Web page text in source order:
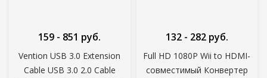
Vention USB 3.0 Extension
Cable USB 3.0 2.0 Cable
159 - 851 руб.
Full HD 1080P Wii to HDMI-
совместимый Конвертер
132 - 282 руб.